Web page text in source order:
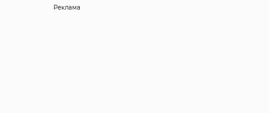
Реклама